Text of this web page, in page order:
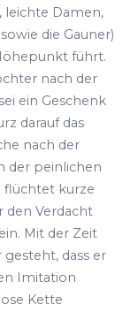
leichte Damen,
die Gauner)
führt.
nach der
ein Geschenk
darauf das
nach der
der peinlichen
flüchtet kurze
den Verdacht
Mit der Zeit
gesteht, dass er
Imitation
Kette